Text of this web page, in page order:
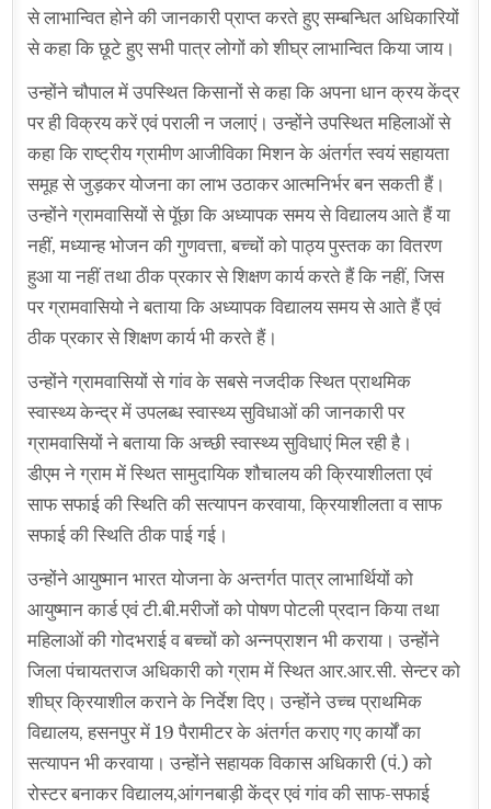
से लाभान्वित होने की जानकारी प्राप्त करते हुए सम्बन्धित अधिकारियों
से कहा कि छूटे हुए सभी पात्र लोगों को शीघ्र लाभान्वित किया जाय।
उन्होंने चौपाल में उपस्थित किसानों से कहा कि अपना धान क्रय केंद्र
पर ही विक्रय करें एवं पराली न जलाएं। उन्होंने उपस्थित महिलाओं से
कहा कि राष्ट्रीय ग्रामीण आजीविका मिशन के अंतर्गत स्वयं सहायता
समूह से जुड़कर योजना का लाभ उठाकर आत्मनिर्भर बन सकती हैं।
उन्होंने ग्रामवासियों से पूॅछा कि अध्यापक समय से विद्यालय आते हैं या
नहीं, मध्यान्ह भोजन की गुणवत्ता, बच्चों को पाठ्य पुस्तक का वितरण
हुआ या नहीं तथा ठीक प्रकार से शिक्षण कार्य करते हैं कि नहीं, जिस
पर ग्रामवासियो ने बताया कि अध्यापक विद्यालय समय से आते हैं एवं
ठीक प्रकार से शिक्षण कार्य भी करते हैं।
उन्होंने ग्रामवासियों से गांव के सबसे नजदीक स्थित प्राथमिक
स्वास्थ्य केन्द्र में उपलब्ध स्वास्थ्य सुविधाओं की जानकारी पर
ग्रामवासियों ने बताया कि अच्छी स्वास्थ्य सुविधाएं मिल रही है।
डीएम ने ग्राम में स्थित सामुदायिक शौचालय की क्रियाशीलता एवं
साफ सफाई की स्थिति की सत्यापन करवाया, क्रियाशीलता व साफ
सफाई की स्थिति ठीक पाई गई।
उन्होंने आयुष्मान भारत योजना के अन्तर्गत पात्र लाभार्थियों को
आयुष्मान कार्ड एवं टी.बी.मरीजों को पोषण पोटली प्रदान किया तथा
महिलाओं की गोदभराई व बच्चों को अन्नप्राशन भी कराया। उन्होंने
जिला पंचायतराज अधिकारी को ग्राम में स्थित आर.आर.सी. सेन्टर को
शीघ्र क्रियाशील कराने के निर्देश दिए। उन्होंने उच्च प्राथमिक
विद्यालय, हसनपुर में 19 पैरामीटर के अंतर्गत कराए गए कार्यों का
सत्यापन भी करवाया। उन्होंने सहायक विकास अधिकारी (पं.) को
रोस्टर बनाकर विद्यालय,आंगनबाड़ी केंद्र एवं गांव की साफ-सफाई